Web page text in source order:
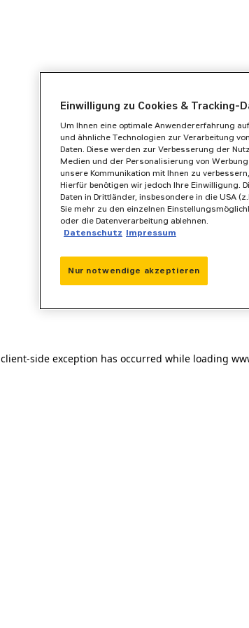
client-side exception has occurred while loading
Einwilligung zu Cookies & Tracking-
Um Ihnen eine optimale Anwendererfahrung
und ähnliche Technologien zur Verarbeitung
Daten. Diese werden zur Verbesserung der
Medien und der Personalisierung von
unsere Kommunikation mit Ihnen zu
Hierfür benötigen wir jedoch Ihre Einwilligung.
Daten in Drittländer, insbesondere in die USA
Sie mehr zu den einzelnen
oder die Datenverarbeitung ablehnen.
Datenschutz Impressum
Nur notwendige akzeptieren